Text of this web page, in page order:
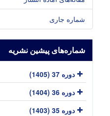
شماره جاری
شماره‌های پیشین نشریه
دوره 37 (1405)
دوره 36 (1404)
دوره 35 (1403)